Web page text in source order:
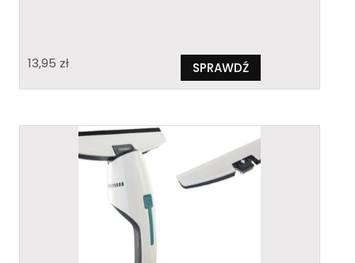
13,95 zł SPRAWDŹ